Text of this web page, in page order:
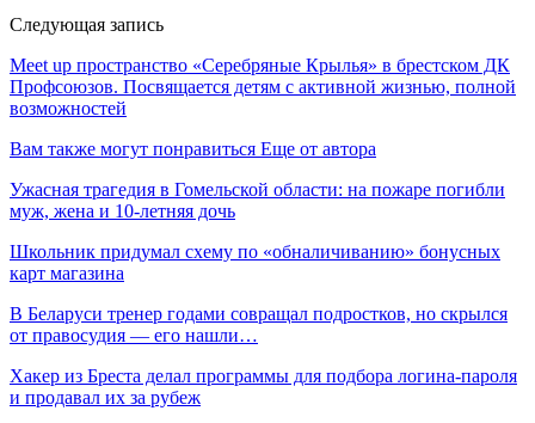
Следующая запись
​​​​​​​Meet up пространство «Серебряные Крылья» в брестском ДК
Профсоюзов. Посвящается детям с активной жизнью, полной
возможностей
Вам также могут понравиться Еще от автора
Ужасная трагедия в Гомельской области: на пожаре погибли
муж, жена и 10-летняя дочь
Школьник придумал схему по «обналичиванию» бонусных
карт магазина
В Беларуси тренер годами совращал подростков, но скрылся
от правосудия — его нашли…
Хакер из Бреста делал программы для подбора логина-пароля
и продавал их за рубеж